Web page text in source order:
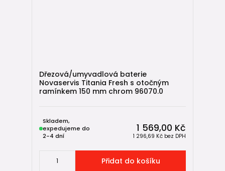
Dřezová/umyvadlová baterie
Novaservis Titania Fresh s otočným
ramínkem 150 mm chrom 96070.0
1 569,00 Kč
1 296,69 Kč bez DPH
Skladem,
expedujeme do
2-4 dní
Přidat do košíku